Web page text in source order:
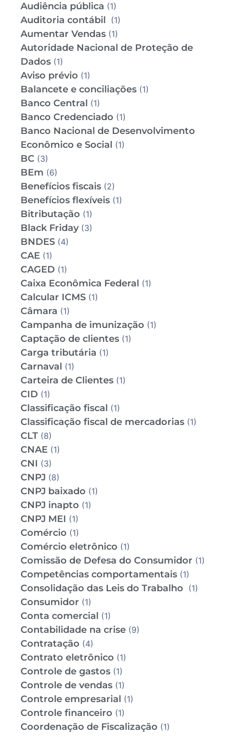
Audiência pública (1)
Auditoria contábil (1)
Aumentar Vendas (1)
Autoridade Nacional de Proteção de
Dados (1)
Aviso prévio (1)
Balancete e conciliações (1)
Banco Central (1)
Banco Credenciado (1)
Banco Nacional de Desenvolvimento
Econômico e Social (1)
BC (3)
BEm (6)
Benefícios fiscais (2)
Benefícios flexíveis (1)
Bitributação (1)
Black Friday(3)
BNDES (4)
CAE (1)
CAGED (1)
Caixa Econômica Federal (1)
Calcular ICMS (1)
Câmara (1)
Campanha de imunização (1)
Captação de clientes (1)
Carga tributária (1)
Carnaval (1)
Carteira de Clientes (1)
CID (1)
Classificação fiscal (1)
Classificação fiscal de mercadorias (1)
CLT (8)
CNAE (1)
CNI (3)
CNPJ (8)
CNPJ baixado (1)
CNPJ inapto (1)
CNPJ MEI (1)
Comércio (1)
Comércio eletrônico (1)
Comissão de Defesa do Consumidor (1)
Competências comportamentais (1)
Consolidação das Leis do Trabalho (1)
Consumidor (1)
Conta comercial (1)
Contabilidade na crise (9)
Contratação (4)
Contrato eletrônico (1)
Controle de gastos (1)
Controle de vendas (1)
Controle empresarial (1)
Controle financeiro (1)
Coordenação de Fiscalização (1)